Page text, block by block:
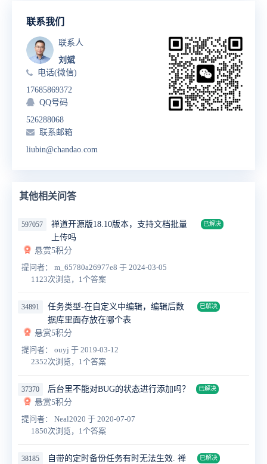
联系我们
联系人
刘斌
电话(微信)
17685869372
QQ号码
526288068
联系邮箱
liubin@chandao.com
其他相关问答
597057
禅道开源版18.10版本，支持文档批量
上传吗
已解决
悬赏5积分
提问者： m_65780a26977e8 于 2024-03-05
1123次浏览，1个答案
34891
任务类型-在自定义中编辑，编辑后数
据库里面存放在哪个表
已解决
悬赏5积分
提问者： ouyj 于 2019-03-12
2352次浏览，1个答案
37370 后台里不能对BUG的状态进行添加吗？ 已解决
悬赏5积分
提问者： Neal2020 于 2020-07-07
1850次浏览，1个答案
38185 自带的定时备份任务有时无法生效. 禅 已解决